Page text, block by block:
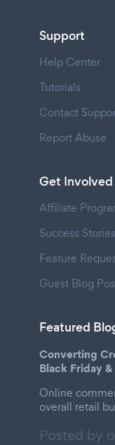
Support
Help Center
Tutorials
Contact
Report Abuse
Get Involved
Affiliate
Success Stories
Feature
Guest Blog
Featured
Converting
Black Friday
Online
overall retail
Posted by